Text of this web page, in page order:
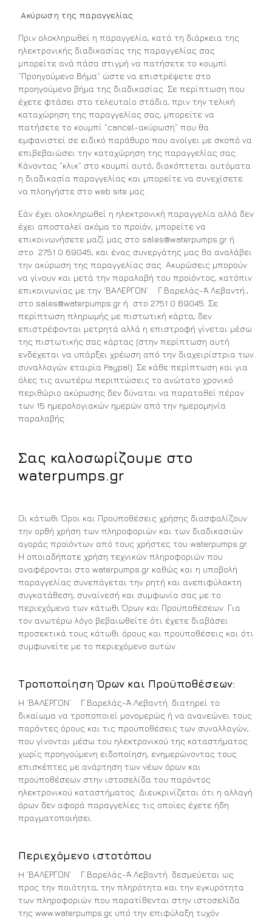
Ακύρωση της παραγγελίας
Πριν ολοκληρωθεί η παραγγελία, κατά τη διάρκεια της
ηλεκτρονικής διαδικασίας της παραγγελίας σας
μπορείτε ανά πάσα στιγμή να πατήσετε το κουμπί
“Προηγούμενο Βήμα” ώστε να επιστρέψετε στο
προηγούμενο βήμα της διαδικασίας. Σε περίπτωση που
έχετε φτάσει στο τελευταίο στάδιο, πριν την τελική
καταχώρηση της παραγγελίας σας, μπορείτε να
πατήσετε το κουμπί “cancel-ακύρωση” που θα
εμφανιστεί σε ειδικό παράθυρο που ανοίγει με σκοπό να
επιβεβαιώσει την καταχώρηση της παραγγελίας σας.
Κάνοντας “κλικ” στο κουμπί αυτό, διακόπτεται αυτόματα
η διαδικασία παραγγελίας και μπορείτε να συνεχίσετε
να πλοηγήστε στο web site μας.
Εάν έχει ολοκληρωθεί η ηλεκτρονική παραγγελία αλλά δεν
έχει αποσταλεί ακόμα το προϊόν, μπορείτε να
επικοινωνήσετε μαζί μας στο sales@waterpumps.gr ή
στο 2751 0 69045, και ένας συνεργάτης μας θα αναλάβει
την ακύρωση της παραγγελίας σας. Ακυρώσεις μπορούν
να γίνουν και μετά την παραλαβή του προϊόντος, κατόπιν
επικοινωνίας με την ‘ΒΑΛΕΡΓΟΝ’ Γ.Βαρελάς-Ά.Λεβαντή.,
στο sales@waterpumps.gr ή στο 2751 0 69045. Σε
περίπτωση πληρωμής με πιστωτική κάρτα, δεν
επιστρέφονται μετρητά αλλά η επιστροφή γίνεται μέσω
της πιστωτικής σας κάρτας (στην περίπτωση αυτή
ενδέχεται να υπάρξει χρέωση από την διαχειρίστρια των
συναλλαγών εταιρία Paypal). Σε κάθε περίπτωση και για
όλες τις ανωτέρω περιπτώσεις το ανώτατο χρονικό
περιθώριο ακύρωσης δεν δύναται να παραταθεί πέραν
των 15 ημερολογιακών ημερών από την ημερομηνία
παραλαβής.
Σας καλοσωρίζουμε στο
waterpumps.gr
Οι κάτωθι Όροι και Προϋποθέσεις χρήσης διασφαλίζουν
την ορθή χρήση των πληροφοριών και των διαδικασιών
αγοράς προϊόντων από τους χρήστες του waterpumps.gr.
Η οποιαδήποτε χρήση τεχνικών πληροφοριών που
αναφέρονται στο waterpumps.gr καθώς και η υποβολή
παραγγελίας συνεπάγεται την ρητή και ανεπιφύλακτη
συγκατάθεση, συναίνεσή και συμφωνία σας με το
περιεχόμενο των κάτωθι Όρων και Προϋποθέσεων. Για
τον ανωτέρω λόγο βεβαιωθείτε ότι έχετε διαβάσει
προσεκτικά τους κάτωθι όρους και προϋποθέσεις και ότι
συμφωνείτε με το περιεχόμενο αυτών.
Τροποποίηση Όρων και Προϋποθέσεων:
Η ‘ΒΑΛΕΡΓΟΝ’ Γ.Βαρελάς-Ά.Λεβαντή. διατηρεί το
δικαίωμα να τροποποιεί μονομερώς ή να ανανεώνει τους
παρόντες όρους και τις προϋποθέσεις των συναλλαγών,
που γίνονται μέσω του ηλεκτρονικού της καταστήματος
χωρίς προηγούμενη ειδοποίηση, ενημερώνοντας τους
επισκέπτες με ανάρτηση των νέων όρων και
προϋποθέσεων στην ιστοσελίδα του παρόντος
ηλεκτρονικού καταστήματος. Διευκρινίζεται ότι η αλλαγή
όρων δεν αφορά παραγγελίες τις οποίες έχετε ήδη
πραγματοποιήσει.
Περιεχόμενο ιστοτόπου
H ‘ΒΑΛΕΡΓΟΝ’ Γ.Βαρελάς-Ά.Λεβαντή. δεσμεύεται ως
προς την ποιότητα, την πληρότητα και την εγκυρότητα
των πληροφοριών που παρατίθενται στην ιστοσελίδα
της www.waterpumps.gr, υπό την επιφύλαξη τυχόν